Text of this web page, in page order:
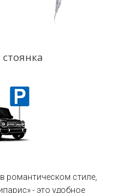
романтическом стиле,
- это удобное